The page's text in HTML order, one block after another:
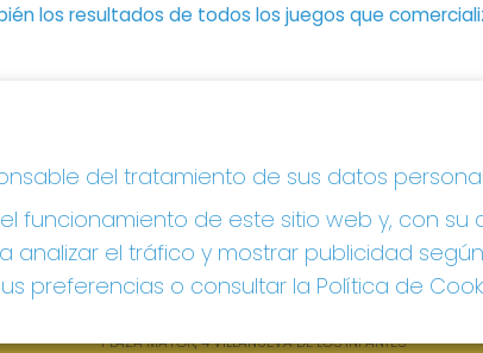
los resultados de todos los juegos que
ADMINISTRACION DE LOTERIAS: 1-VILLANUEVA
LOS INFANTES - RECEPTOR OFICIAL: 26615
926360785
Clica aquí para contactar por WhatsApp
605897938
PLAZA MAYOR, 4 VILLANUEVA DE LOS INFANTES
del tratamiento de sus datos
funcionamiento de este sitio web y, con su
analizar el tráfico y mostrar publicidad
preferencias o consultar la Política de